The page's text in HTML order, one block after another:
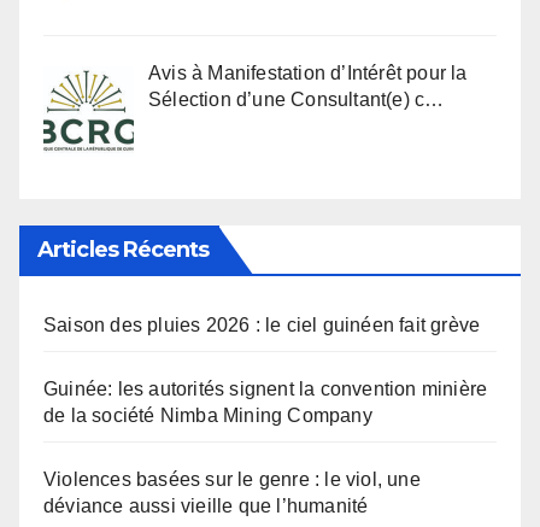
Avis à Manifestation d’Intérêt pour la
Sélection d’une Consultant(e) c…
Articles Récents
Saison des pluies 2026 : le ciel guinéen fait grève
Guinée: les autorités signent la convention minière
de la société Nimba Mining Company
Violences basées sur le genre : le viol, une
déviance aussi vieille que l’humanité